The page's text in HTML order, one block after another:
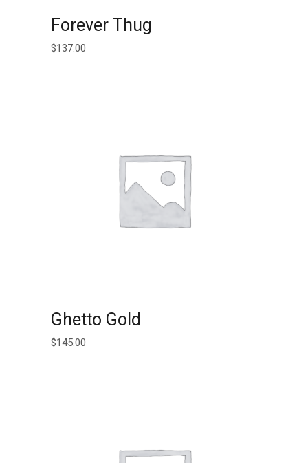
AJOUTER AU PANIER
Forever Thug
$137.00
AJOUTER AU PANIER
Ghetto Gold
$145.00